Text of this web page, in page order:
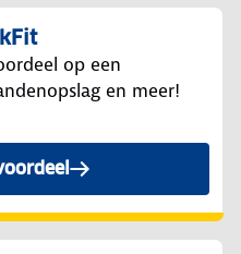
op een
en meer!